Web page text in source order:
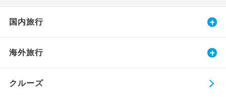
国内旅行
海外旅行
クルーズ